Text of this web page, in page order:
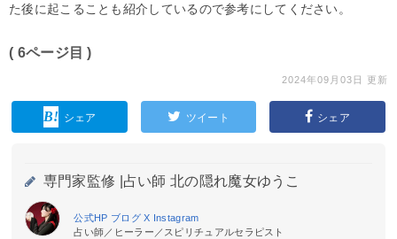
た後に起こることも紹介しているので参考にしてください。
( 6ページ目 )
2024年09月03日 更新
シェア ツイート シェア
専門家監修 | 占い師 北の隠れ魔女ゆうこ
公式HP ブログX Instagram
占い師／ヒーラー／スピリチュアルセラピスト